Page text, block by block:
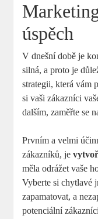
úspěch
V dnešní době je
silná, a proto je
strategii, která vám
si vaši zákazníci
dalším, zaměřte se
Prvním a velmi
zákazníků, je
měla odrážet vaše
Vyberte si chytlavé
zapamatovat, a
potenciální